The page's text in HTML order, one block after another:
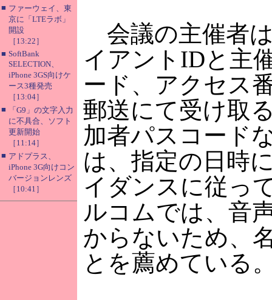
■ ファーウェイ、東
京に「LTEラボ」
開設
［13:22］
■ SoftBank
SELECTION、
iPhone 3GS向けケ
ース3種発売
［13:04］
■
「G9」の文字入力
に不具合、ソフト
更新開始
［11:14］
■ アドプラス、
iPhone 3G向けコン
バージョンレンズ
［10:41］
会議の主催者
イアントIDと主
ード、アクセス
郵送にて受け取
加者パスコード
は、指定の日時
イダンスに従っ
ルコムでは、音
からないため、
とを薦めている